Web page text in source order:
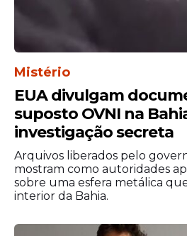
Mistério
EUA divulgam
suposto OVNI na
investigação secreta
Arquivos liberados pelo
mostram como autoridades
sobre uma esfera metálica
interior da Bahia.